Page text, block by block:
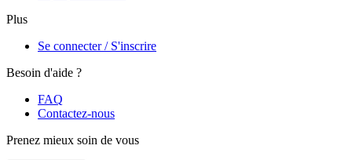
Plus
Se connecter / S'inscrire
Besoin d'aide ?
FAQ
Contactez-nous
Prenez mieux soin de vous